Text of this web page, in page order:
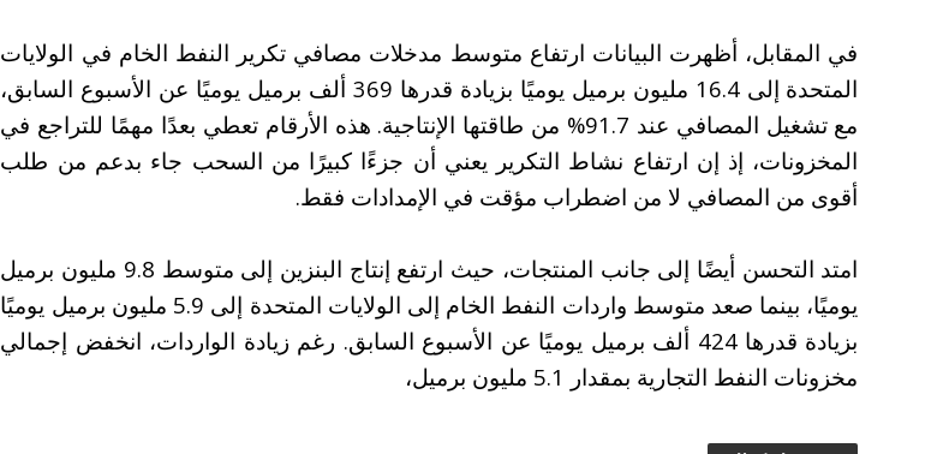
في المقابل، أظهرت البيانات ارتفاع متوسط مدخلات مصافي تكرير النفط الخام في الولايات
المتحدة إلى 16.4 مليون برميل يوميًا بزيادة قدرها 369 ألف برميل يوميًا عن الأسبوع السابق،
مع تشغيل المصافي عند 91.7% من طاقتها الإنتاجية. هذه الأرقام تعطي بعدًا مهمًا للتراجع في
المخزونات، إذ إن ارتفاع نشاط التكرير يعني أن جزءًا كبيرًا من السحب جاء بدعم من طلب
أقوى من المصافي لا من اضطراب مؤقت في الإمدادات فقط.
امتد التحسن أيضًا إلى جانب المنتجات، حيث ارتفع إنتاج البنزين إلى متوسط 9.8 مليون برميل
يوميًا، بينما صعد متوسط واردات النفط الخام إلى الولايات المتحدة إلى 5.9 مليون برميل يوميًا
بزيادة قدرها 424 ألف برميل يوميًا عن الأسبوع السابق. رغم زيادة الواردات، انخفض إجمالي
مخزونات النفط التجارية بمقدار 5.1 مليون برميل،